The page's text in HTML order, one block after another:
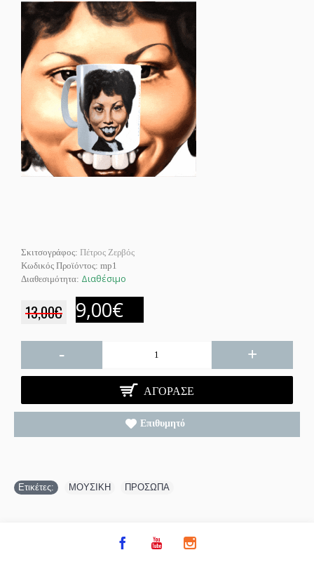
Σκιτσογράφος: Πέτρος Ζερβός
Κωδικός Προϊόντος: mp1
Διαθεσιμότητα: Διαθέσιμο
13,00€ 9,00€
- +
ΑΓΌΡΑΣΕ
Επιθυμητό
Ετικέτες: ΜΟΥΣΙΚΗ ΠΡΟΣΩΠΑ